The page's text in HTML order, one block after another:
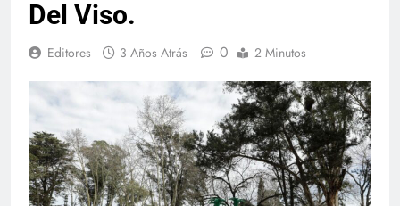
Del Viso.
Editores 3 Años Atrás 0 2 Minutos